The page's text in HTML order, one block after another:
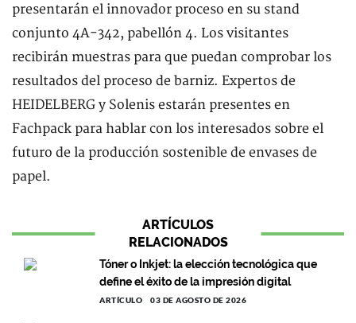
presentarán el innovador proceso en su stand
conjunto 4A-342, pabellón 4. Los visitantes
recibirán muestras para que puedan comprobar los
resultados del proceso de barniz. Expertos de
HEIDELBERG y Solenis estarán presentes en
Fachpack para hablar con los interesados sobre el
futuro de la producción sostenible de envases de
papel.
ARTÍCULOS
RELACIONADOS
Tóner o Inkjet: la elección tecnológica que
define el éxito de la impresión digital
ARTÍCULO 03 DE AGOSTO DE 2026